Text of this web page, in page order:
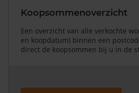
Koopsommenoverzicht
Een overzicht van alle verkochte
en koopdatum) binnen een
direct de koopsommen bij u in de